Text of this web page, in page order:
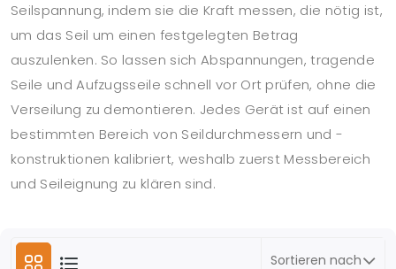
Seilspannung, indem sie die Kraft messen, die nötig ist,
um das Seil um einen festgelegten Betrag
auszulenken. So lassen sich Abspannungen, tragende
Seile und Aufzugsseile schnell vor Ort prüfen, ohne die
Verseilung zu demontieren. Jedes Gerät ist auf einen
bestimmten Bereich von Seildurchmessern und -
konstruktionen kalibriert, weshalb zuerst Messbereich
und Seileignung zu klären sind.